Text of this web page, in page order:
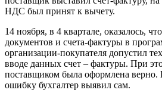
НДС был принят к вычету.
14 ноября, в 4 квартале, оказалось,
документов и счета-фактуры в
организации-покупателя допустил
вводе данных счет – фактуры. При
поставщиком была оформлена
ошибку бухгалтер выявил сам.